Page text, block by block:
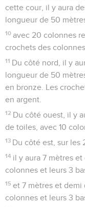
cette cour, il y aura
longueur de 50
10 avec 20 colonnes
crochets des
11 Du côté nord, il y
longueur de 50
en bronze. Les
en argent.
12 Du côté ouest, il y
de toiles, avec 10
13 Du côté est, sur les
14 il y aura 7 mètres
colonnes et leurs 3
15 et 7 mètres et demi
colonnes et leurs 3